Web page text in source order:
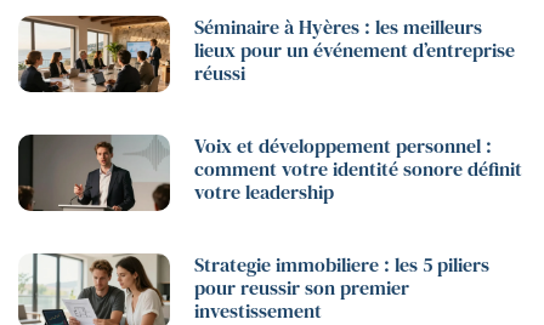
Séminaire à Hyères : les meilleurs
lieux pour un événement d’entreprise
réussi
Voix et développement personnel :
comment votre identité sonore définit
votre leadership
Strategie immobiliere : les 5 piliers
pour reussir son premier
investissement